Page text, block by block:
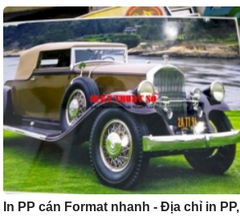
In PP cán Format nhanh - Địa chỉ in PP,